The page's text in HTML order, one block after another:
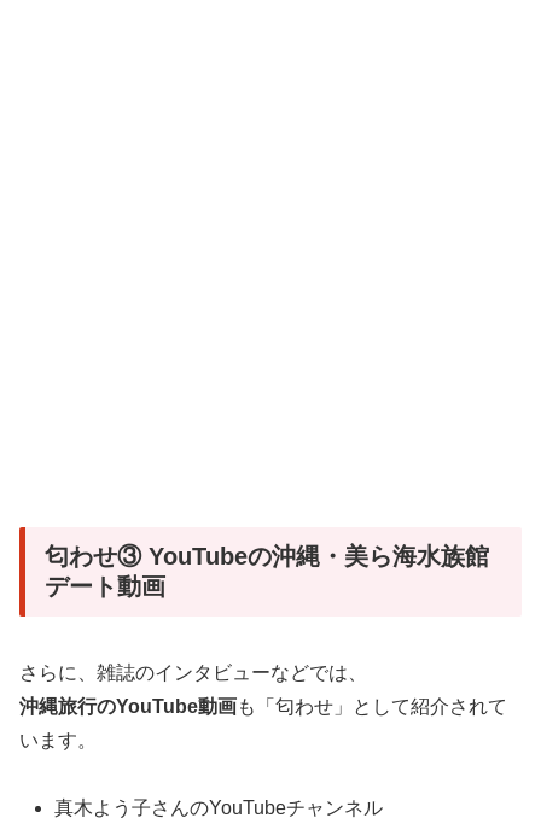
匂わせ③ YouTubeの沖縄・美ら海水族館
デート動画
さらに、雑誌のインタビューなどでは、
沖縄旅行のYouTube動画も「匂わせ」として紹介されて
います。
真木よう子さんのYouTubeチャンネル